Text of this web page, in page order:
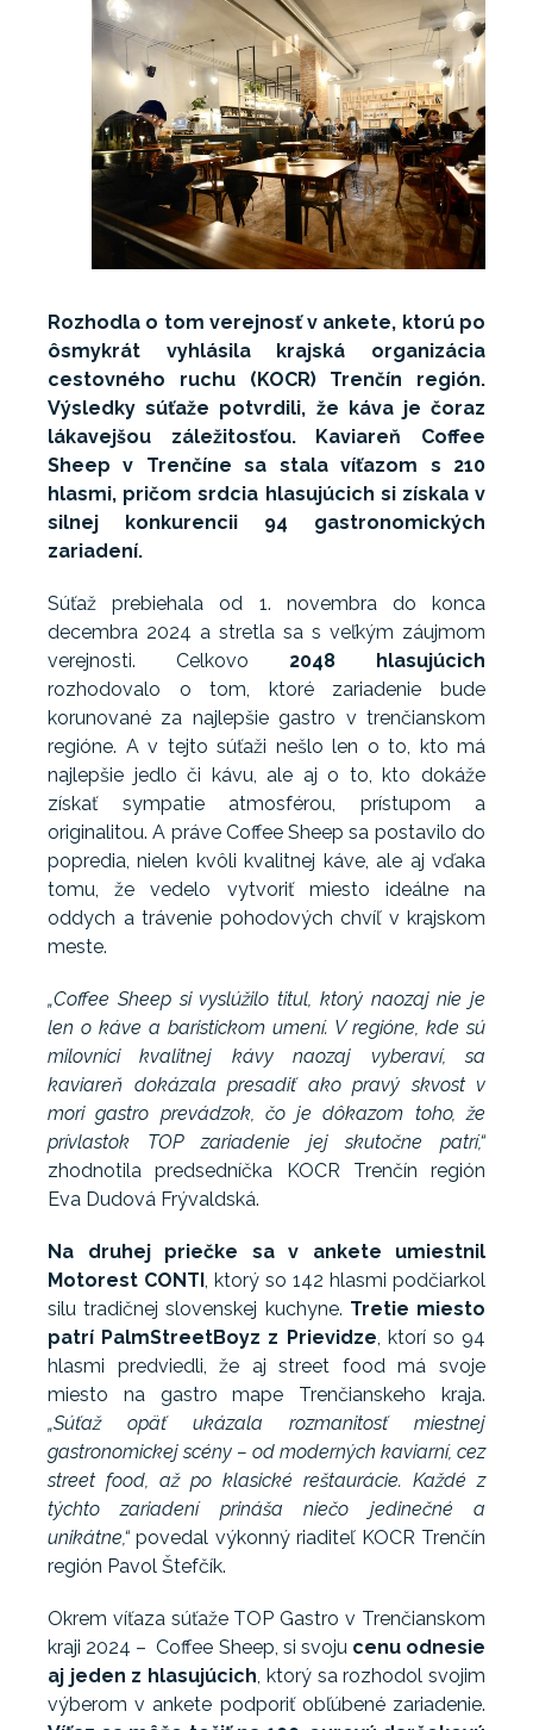
Rozhodla o tom verejnosť v ankete, ktorú po
ôsmykrát vyhlásila krajská organizácia
cestovného ruchu (KOCR) Trenčín región.
Výsledky súťaže potvrdili, že káva je čoraz
lákavejšou záležitosťou. Kaviareň Coffee
Sheep v Trenčíne sa stala víťazom s 210
hlasmi, pričom srdcia hlasujúcich si získala v
silnej konkurencii 94 gastronomických
zariadení.
Súťaž prebiehala od 1. novembra do konca
decembra 2024 a stretla sa s veľkým záujmom
verejnosti. Celkovo 2048 hlasujúcich
rozhodovalo o tom, ktoré zariadenie bude
korunované za najlepšie gastro v trenčianskom
regióne. A v tejto súťaži nešlo len o to, kto má
najlepšie jedlo či kávu, ale aj o to, kto dokáže
získať sympatie atmosférou, prístupom a
originalitou. A práve Coffee Sheep sa postavilo do
popredia, nielen kvôli kvalitnej káve, ale aj vďaka
tomu, že vedelo vytvoriť miesto ideálne na
oddych a trávenie pohodových chvíľ v krajskom
meste.
„Coffee Sheep si vyslúžilo titul, ktorý naozaj nie je
len o káve a baristickom umení. V regióne, kde sú
milovníci kvalitnej kávy naozaj vyberaví, sa
kaviareň dokázala presadiť ako pravý skvost v
mori gastro prevádzok, čo je dôkazom toho, že
prívlastok TOP zariadenie jej skutočne patrí,“
zhodnotila predsedníčka KOCR Trenčín región
Eva Dudová Frývaldská.
Na druhej priečke sa v ankete umiestnil
Motorest CONTI, ktorý so 142 hlasmi podčiarkol
silu tradičnej slovenskej kuchyne. Tretie miesto
patrí PalmStreetBoyz z Prievidze, ktorí so 94
hlasmi predviedli, že aj street food má svoje
miesto na gastro mape Trenčianskeho kraja.
„Súťaž opäť ukázala rozmanitosť miestnej
gastronomickej scény – od moderných kaviarní, cez
street food, až po klasické reštaurácie. Každé z
týchto zariadení prináša niečo jedinečné a
unikátne,“ povedal výkonný riaditeľ KOCR Trenčín
región Pavol Štefčík.
Okrem víťaza súťaže TOP Gastro v Trenčianskom
kraji 2024 – Coffee Sheep, si svoju cenu odnesie
aj jeden z hlasujúcich, ktorý sa rozhodol svojim
výberom v ankete podporiť obľúbené zariadenie.